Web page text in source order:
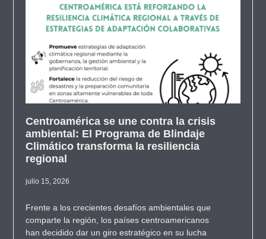
Centroamérica se une contra la crisis
ambiental: El Programa de Blindaje
Climático transforma la resiliencia
regional
julio 15, 2026
Frente a los crecientes desafíos ambientales que
comparte la región, los países centroamericanos
han decidido dar un giro estratégico en su lucha